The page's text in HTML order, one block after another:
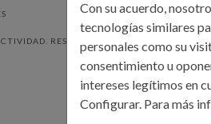
PERITOS
RESIDUOS MARKETING
INSPECTORES
INFORMES.
Con su acuerdo,
tecnologías similares
personales como su
consentimiento u
intereses legítimos en
Configurar. Para más